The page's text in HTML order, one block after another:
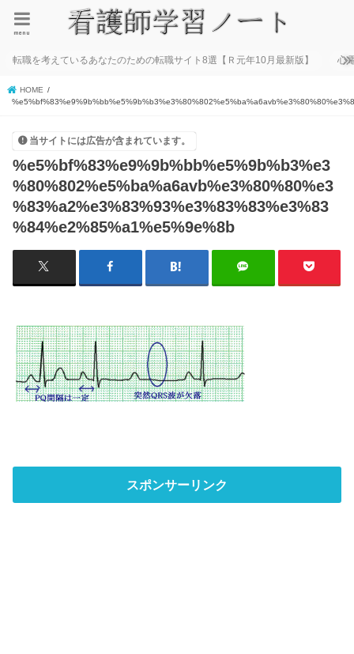
menu
転職を考えているあなたのための転職サイト8選【Ｒ元年10月最新版】 心
HOME
当サイトには広告が含まれています。
%e5%bf%83%e9%9b%bb%e5%9b%b3%e3
%80%802%e5%ba%a6avb%e3%80%80%e3
%83%a2%e3%83%93%e3%83%83%e3%83
%84%e2%85%a1%e5%9e%8b
スポンサーリンク